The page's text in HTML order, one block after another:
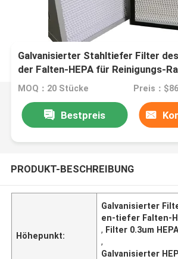
Galvanisierter Stahltiefer Filter
der Falten-HEPA für Reinigungs-
MOQ：20 Stücke
Bestpreis
PRODUKT-BESCHREIBUNG
Höhepunkt:
Galvanisierter
en-tiefer Falten-
, Filter 0.3um
,
Galvanisierter